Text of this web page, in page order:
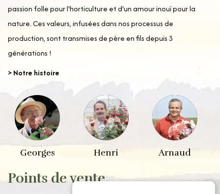
passion folle pour l'horticulture et d'un amour inouï pour la
nature. Ces valeurs, infusées dans nos processus de
production, sont transmises de père en fils depuis 3
générations !
> Notre histoire
Georges Henri Arnaud
Points de vente